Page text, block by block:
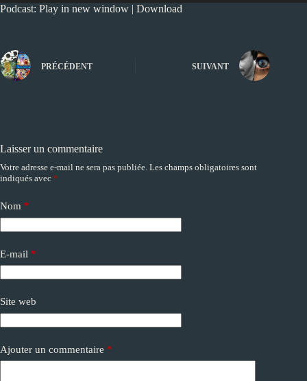
Podcast: Play in new window | Download
PRÉCÉDENT SUIVANT
Laisser un commentaire
Votre adresse e-mail ne sera pas publiée. Les champs obligatoires sont
indiqués avec *
Nom *
E-mail *
Site web
Ajouter un commentaire *
A
l
e
r
n
t
i
v
: